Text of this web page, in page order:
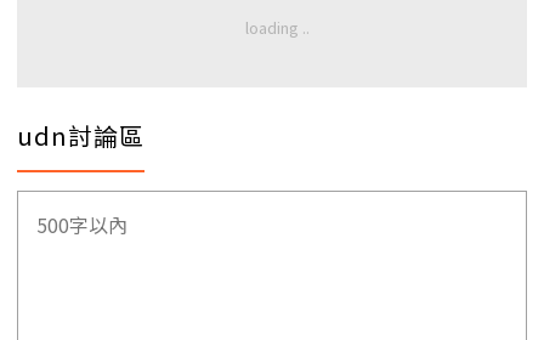
udn討論區